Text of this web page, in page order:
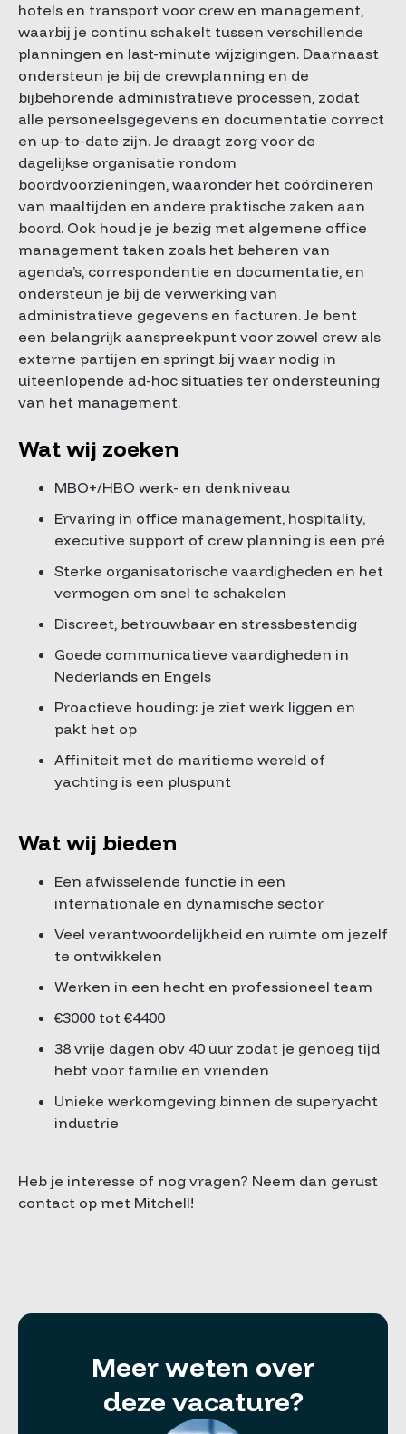
hotels en transport voor crew en management,
waarbij je continu schakelt tussen verschillende
planningen en last-minute wijzigingen. Daarnaast
ondersteun je bij de crewplanning en de
bijbehorende administratieve processen, zodat
alle personeelsgegevens en documentatie correct
en up-to-date zijn. Je draagt zorg voor de
dagelijkse organisatie rondom
boordvoorzieningen, waaronder het coördineren
van maaltijden en andere praktische zaken aan
boord. Ook houd je je bezig met algemene office
management taken zoals het beheren van
agenda’s, correspondentie en documentatie, en
ondersteun je bij de verwerking van
administratieve gegevens en facturen. Je bent
een belangrijk aanspreekpunt voor zowel crew als
externe partijen en springt bij waar nodig in
uiteenlopende ad-hoc situaties ter ondersteuning
van het management.
Wat wij zoeken
MBO+/HBO werk- en denkniveau
Ervaring in office management, hospitality,
executive support of crew planning is een pré
Sterke organisatorische vaardigheden en het
vermogen om snel te schakelen
Discreet, betrouwbaar en stressbestendig
Goede communicatieve vaardigheden in
Nederlands en Engels
Proactieve houding: je ziet werk liggen en
pakt het op
Affiniteit met de maritieme wereld of
yachting is een pluspunt
Wat wij bieden
Een afwisselende functie in een
internationale en dynamische sector
Veel verantwoordelijkheid en ruimte om jezelf
te ontwikkelen
Werken in een hecht en professioneel team
€3000 tot €4400
38 vrije dagen obv 40 uur zodat je genoeg tijd
hebt voor familie en vrienden
Unieke werkomgeving binnen de superyacht
industrie
Heb je interesse of nog vragen? Neem dan gerust
contact op met Mitchell!
Meer weten over
deze vacature?